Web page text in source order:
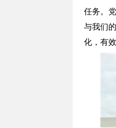
任务。
与我们
化，有